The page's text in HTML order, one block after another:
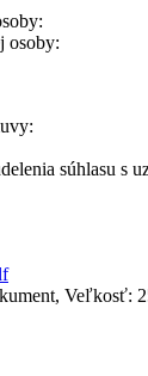
osoby:
súhlasu s
Veľkosť: